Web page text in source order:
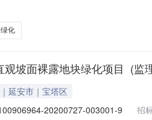
延安华蓁项目管理有限公司联系人姓
化
观坡面裸露地块绿化项目 (监
延安市｜宝塔区
20200727-003001-9
招